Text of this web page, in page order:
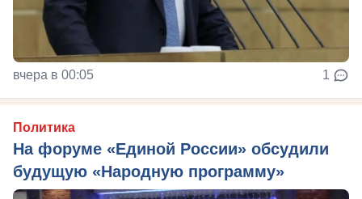
вчера в 00:05 1
Политика
На форуме «Единой России» обсудили
будущую «Народную программу»